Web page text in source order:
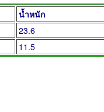
น้ำหนัก
23.6
11.5